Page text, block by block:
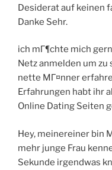
Desiderat auf keinen
Danke Sehr.
ich mГ¶chte mich
Netz anmelden um zu
nette MГ¤nner
Erfahrungen habt ihr
Online Dating Seiten
Hey, meinereiner bin
mehr junge Frau
Sekunde irgendwas